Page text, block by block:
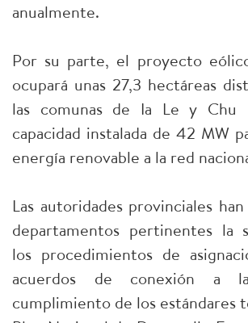
anualmente.
Por su parte, el proyecto
ocupará unas 27,3 hectáreas
las comunas de Ia Le y Chu
capacidad instalada de 42 MW
energía renovable a la red
Las autoridades provinciales
departamentos pertinentes la
los procedimientos de
acuerdos de conexión
cumplimiento de los estándares